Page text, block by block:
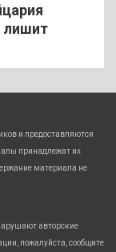
лишит
и предоставляются
принадлежат их
материала не
авторские
пожалуйста, сообщите